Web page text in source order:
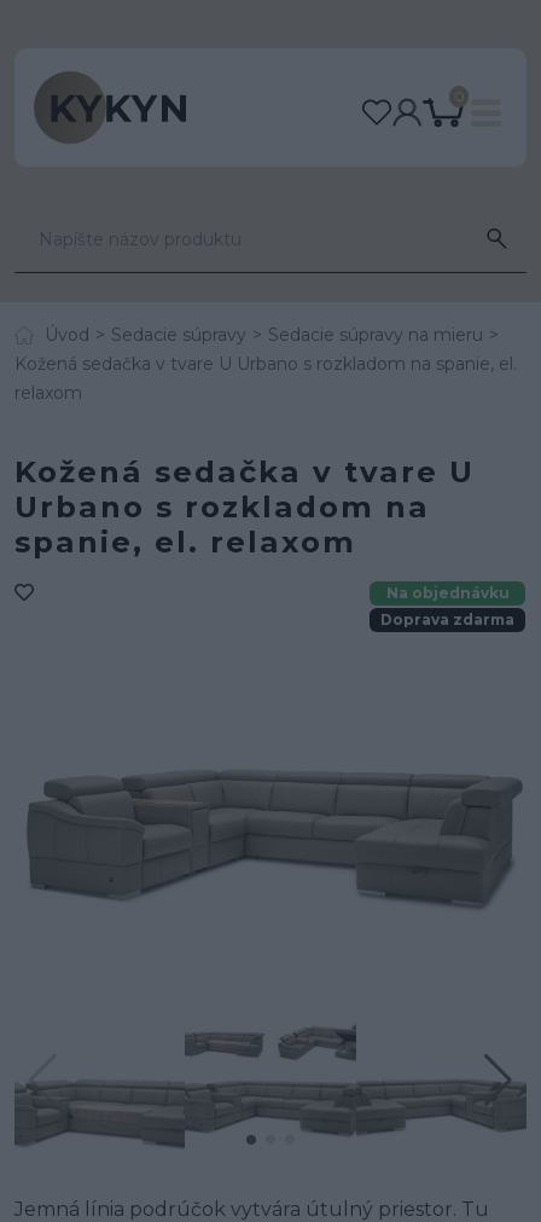
0
Úvod Sedacie súpravy
Sedacie súpravy na mieru
Kožená sedačka v tvare U Urbano s rozkladom na spanie, el.
relaxom
Kožená sedačka v tvare U
Urbano s rozkladom na
spanie, el. relaxom
Na objednávku
Doprava zdarma
Jemná línia podrúčok vytvára útulný priestor. Tu